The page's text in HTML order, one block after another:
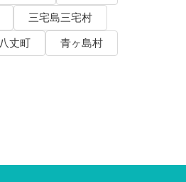
三宅島三宅村
丈町
青ヶ島村